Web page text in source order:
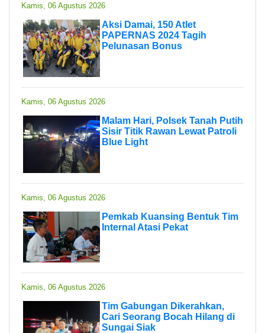
Kamis, 06 Agustus 2026
Aksi Damai, 150 Atlet
PAPERNAS 2024 Tagih
Pelunasan Bonus
Kamis, 06 Agustus 2026
Malam Hari, Polsek Tanah Putih
Sisir Titik Rawan Lewat Patroli
Blue Light
Kamis, 06 Agustus 2026
Pemkab Kuansing Bentuk Tim
Internal Atasi Pekat
Kamis, 06 Agustus 2026
Tim Gabungan Dikerahkan,
Cari Seorang Bocah Hilang di
Sungai Siak